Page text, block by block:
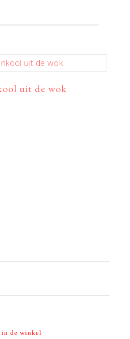
uit de wok
in de winkel